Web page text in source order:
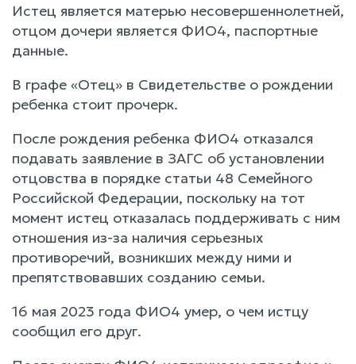
Истец является матерью несовершеннолетней,
отцом дочери является ФИО4, паспортные
данные.
В графе «Отец» в Свидетельстве о рождении
ребенка стоит прочерк.
После рождения ребенка ФИО4 отказался
подавать заявление в ЗАГС об установлении
отцовства в порядке статьи 48 Семейного
Российской Федерации, поскольку на тот
момент истец отказалась поддерживать с ним
отношения из-за наличия серьезных
противоречий, возникших между ними и
препятствовавших созданию семьи.
16 мая 2023 года ФИО4 умер, о чем истцу
сообщил его друг.